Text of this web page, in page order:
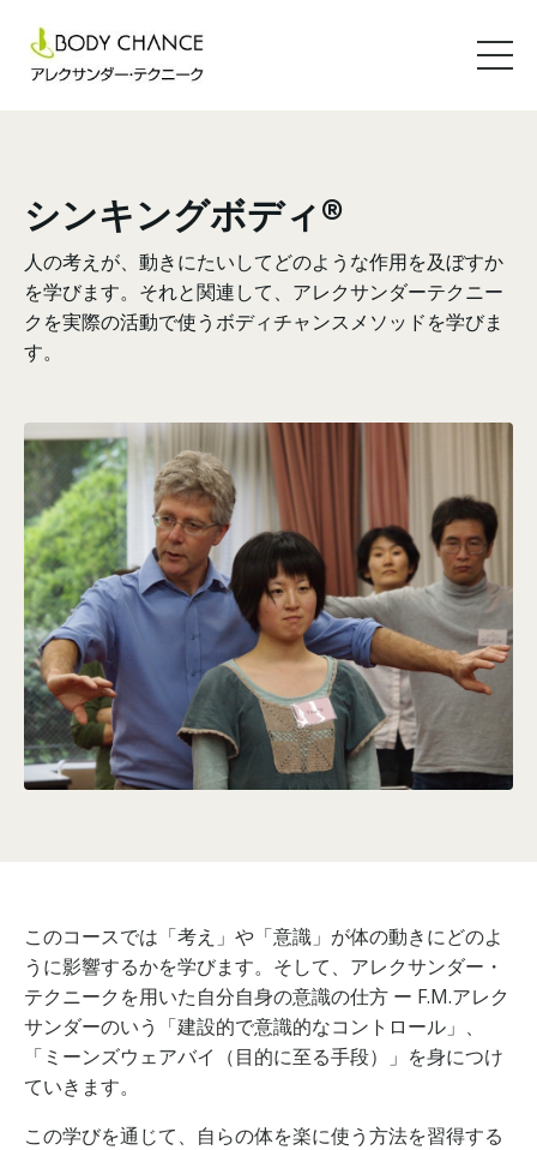
シンキングボディ®
人の考えが、動きにたいしてどのような作用を及ぼすか
を学びます。それと関連して、アレクサンダーテクニー
クを実際の活動で使うボディチャンスメソッドを学びま
す。
このコースでは「考え」や「意識」が体の動きにどのよ
うに影響するかを学びます。そして、アレクサンダー・
テクニークを用いた自分自身の意識の仕方 ー F.M.アレク
サンダーのいう「建設的で意識的なコントロール」、
「ミーンズウェアバイ（目的に至る手段）」を身につけ
ていきます。
この学びを通じて、自らの体を楽に使う方法を習得する